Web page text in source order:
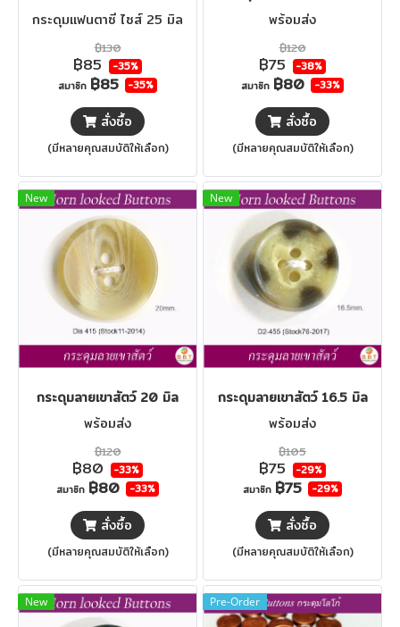
กระดุมแฟนตาซี ไซส์ 25 มิล
฿130
฿85 -35%
สมาชิก ฿85 -35%
สั่งซื้อ
(มีหลายคุณสมบัติให้เลือก)
พร้อมส่ง
฿120
฿75 -38%
สมาชิก ฿80 -33%
สั่งซื้อ
(มีหลายคุณสมบัติให้เลือก)
New
กระดุมลายเขาสัตว์ 20 มิล
พร้อมส่ง
฿120
฿80 -33%
สมาชิก ฿80 -33%
สั่งซื้อ
(มีหลายคุณสมบัติให้เลือก)
New
กระดุมลายเขาสัตว์ 16.5 มิล
พร้อมส่ง
฿105
฿75 -29%
สมาชิก ฿75 -29%
สั่งซื้อ
(มีหลายคุณสมบัติให้เลือก)
New Pre-Order